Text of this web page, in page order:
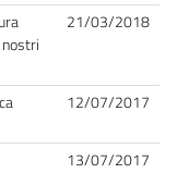
21/03/2018
12/07/2017
13/07/2017